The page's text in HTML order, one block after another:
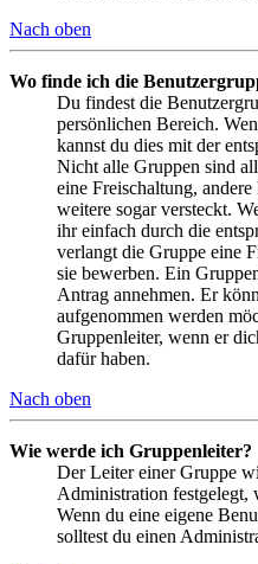
Nach oben
Wo finde ich die
Du findest die
persönlichen Bereich.
kannst du dies mit der
Nicht alle Gruppen sind
eine Freischaltung,
weitere sogar versteckt.
ihr einfach durch die
verlangt die Gruppe eine
sie bewerben. Ein
Antrag annehmen. Er
aufgenommen werden
Gruppenleiter, wenn er
dafür haben.
Nach oben
Wie werde ich Gruppenleiter?
Der Leiter einer Gruppe
Administration festgelegt,
Wenn du eine eigene
solltest du einen